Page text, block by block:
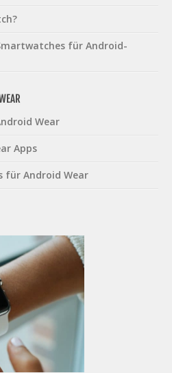
für Android-
Wear
Apps
für Android Wear